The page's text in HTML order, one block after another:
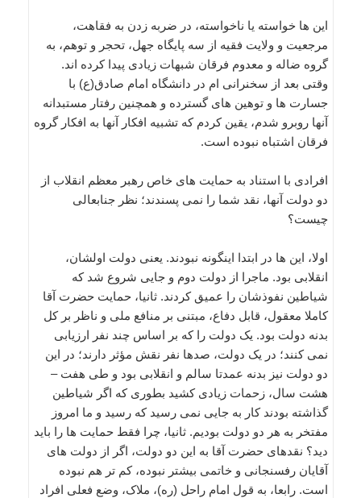
این ها خواسته یا ناخواسته، در ضربه زدن به فقاهت،
مرجعیت و ولایت فقیه از سه پایگاه جهل، تحجر و توهم، به
گروه ضاله و معدوم فرقان شبهات زیادی پیدا کرده اند.
وقتی بعد از سخنرانی ام در دانشگاه امام صادق(ع) با
جسارت ها و توهین های گسترده و همچنین رفتار مستبدانه
آنها روبرو شدم، یقین کردم که تشبیه افکار آنها به افکار گروه
فرقان اشتباه نبوده است.
افرادی با استناد به حمایت های خاص رهبر معظم انقلاب از
دو دولت آنها، نقد شما را نمی پسندند؛ نظر جنابعالی
چیست؟
اولا، این ها در ابتدا اینگونه نبودند. یعنی دولت اولشان،
انقلابی بود. ماجرا از دولت دوم و جایی شروع شد که
شیاطین نفوذشان را عمیق کردند. ثانیا، حمایت حضرت آقا
کاملا معقول، قابل دفاع، مبتنی بر منافع ملی و ناظر بر کل
بدنه دولت بود. یک دولت را که بر اساس چند نفر ارزیابی
نمی کنند؛ در یک دولت، صدها نفر نقش مؤثر دارند؛ در این
دو دولت نیز بدنه عمدتا سالم و انقلابی بود و طی هفت –
هشت سال، زحمات زیادی کشید بطوری که اگر شیاطین
گذاشته بودند کار به جایی نمی رسید که رسید و ما امروز
مفتخر به هر دو دولت بودیم. ثانیا، چرا فقط حمایت ها را باید
دید؟ نقدهای حضرت آقا به این دو دولت، اگر از دولت های
آقایان رفسنجانی و خاتمی بیشتر نبوده، کم تر هم نبوده
است. رابعا، به قول امام راحل (ره)، ملاک، وضع فعلی افراد